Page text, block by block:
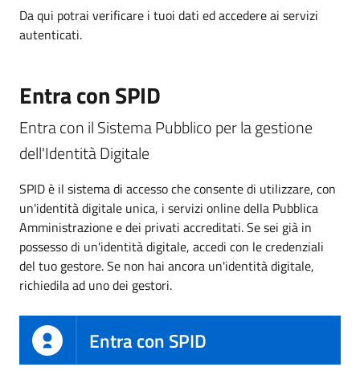
Da qui potrai verificare i tuoi dati ed accedere ai servizi
autenticati.
Entra con SPID
Entra con il Sistema Pubblico per la gestione
dell'Identità Digitale
SPID è il sistema di accesso che consente di utilizzare, con
un'identità digitale unica, i servizi online della Pubblica
Amministrazione e dei privati accreditati. Se sei già in
possesso di un'identità digitale, accedi con le credenziali
del tuo gestore. Se non hai ancora un'identità digitale,
richiedila ad uno dei gestori.
Entra con SPID